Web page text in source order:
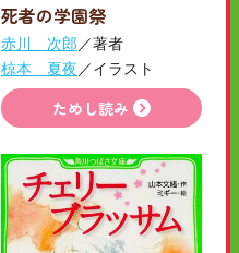
死者の学園祭
赤川 次郎 ／著者
椋本 夏夜 ／イラスト
ためし読み